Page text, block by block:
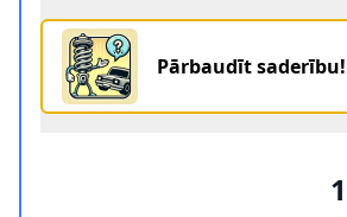
Pārbaudīt saderību!